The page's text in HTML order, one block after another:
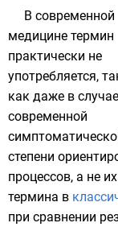
В современной
медицине термин
практически не
употребляется,
как даже в случае
современной
степени
процессов, а не
термина в
при сравнении